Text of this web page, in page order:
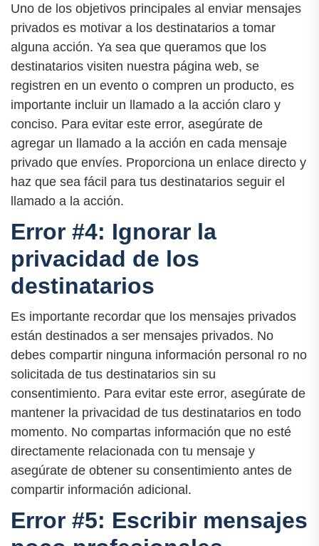
Uno de los objetivos principales al enviar mensajes
privados es motivar a los destinatarios a tomar
alguna acción. Ya sea que queramos que los
destinatarios visiten nuestra página web, se
registren en un evento o compren un producto, es
importante incluir un llamado a la acción claro y
conciso. Para evitar este error, asegúrate de
agregar un llamado a la acción en cada mensaje
privado que envíes. Proporciona un enlace directo y
haz que sea fácil para tus destinatarios seguir el
llamado a la acción.
Error #4: Ignorar la
privacidad de los
destinatarios
Es importante recordar que los mensajes privados
están destinados a ser mensajes privados. No
debes compartir ninguna información personal ro no
solicitada de tus destinatarios sin su
consentimiento. Para evitar este error, asegúrate de
mantener la privacidad de tus destinatarios en todo
momento. No compartas información que no esté
directamente relacionada con tu mensaje y
asegúrate de obtener su consentimiento antes de
compartir información adicional.
Error #5: Escribir mensajes